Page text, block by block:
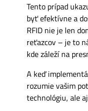
Tento prípad
byť efektívne a
RFID nie je len
reťazcov – je to
kde záleží na
A keď
rozumie vašim
technológiu, ale